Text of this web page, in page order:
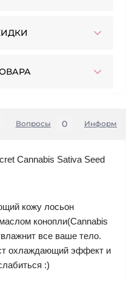
Вопросы 0
Cannabis Sativa Seed
кожу лосьон
конопли(Cannabis
все ваше тело.
охлаждающий эффект и
:)